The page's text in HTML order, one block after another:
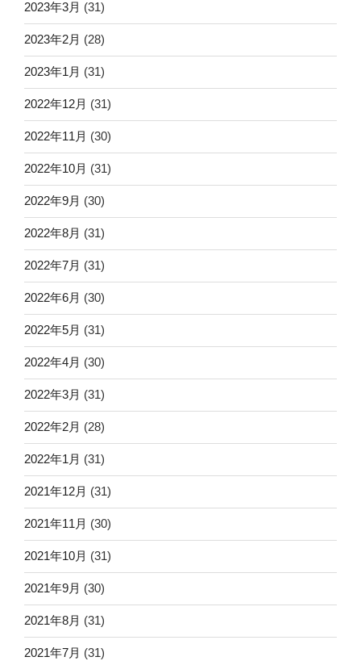
2023年3月 (31)
2023年2月 (28)
2023年1月 (31)
2022年12月 (31)
2022年11月 (30)
2022年10月 (31)
2022年9月 (30)
2022年8月 (31)
2022年7月 (31)
2022年6月 (30)
2022年5月 (31)
2022年4月 (30)
2022年3月 (31)
2022年2月 (28)
2022年1月 (31)
2021年12月 (31)
2021年11月 (30)
2021年10月 (31)
2021年9月 (30)
2021年8月 (31)
2021年7月 (31)